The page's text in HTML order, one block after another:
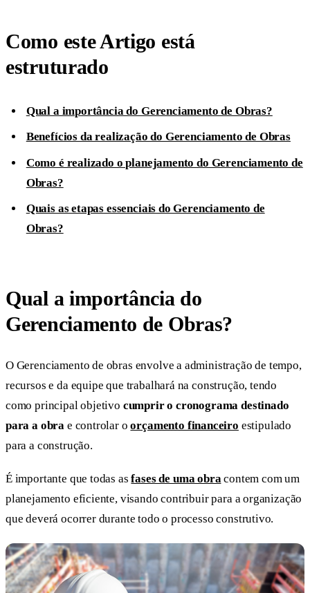
Como este Artigo está
estruturado
Qual a importância do Gerenciamento de Obras?
Benefícios da realização do Gerenciamento de Obras
Como é realizado o planejamento do Gerenciamento de
Obras?
Quais as etapas essenciais do Gerenciamento de
Obras?
Qual a importância do
Gerenciamento de Obras?
O Gerenciamento de obras envolve a administração de tempo,
recursos e da equipe que trabalhará na construção, tendo
como principal objetivo cumprir o cronograma destinado
para a obra e controlar oorçamento financeiro estipulado
para a construção.
É importante que todas asfases de uma obracontem com um
planejamento eficiente, visando contribuir para a organização
que deverá ocorrer durante todo o processo construtivo.